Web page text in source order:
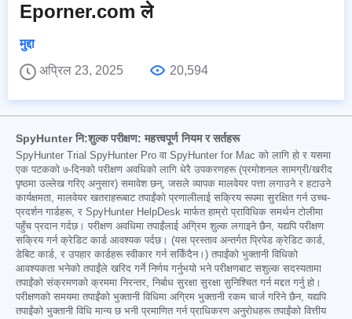
Eporner.com ले
मुद्दा
अप्रिल 23, 2025
20,594
SpyHunter नि:शुल्क परीक्षण: महत्त्वपूर्ण नियम र सर्तहरू
SpyHunter Trial SpyHunter Pro वा SpyHunter for Mac को लागि हो र यसमा
एक पटकको ७-दिनको परीक्षण अवधिको लागि धेरै उपकरणहरू (प्रमोशनल सामग्री/खरीद
पृष्ठमा उल्लेख गरिए अनुसार) समावेश छन्, जसले व्यापक मालवेयर पत्ता लगाउने र हटाउने
कार्यक्षमता, मालवेयर खतराहरूबाट तपाईंको प्रणालीलाई सक्रिय रूपमा सुरक्षित गर्न उच्च-
प्रदर्शन गार्डहरू, र SpyHunter HelpDesk मार्फत हाम्रो प्राविधिक समर्थन टोलीमा
पहुँच प्रदान गर्दछ। परीक्षण अवधिमा तपाईंलाई अग्रिम शुल्क लगाइने छैन, यद्यपि परीक्षण
सक्रिय गर्न क्रेडिट कार्ड आवश्यक पर्दछ। (यस प्रस्ताव अन्तर्गत प्रिपेड क्रेडिट कार्ड,
डेबिट कार्ड, र उपहार कार्डहरू स्वीकार गर्न सकिँदैन।) तपाईंको भुक्तानी विधिको
आवश्यकता भनेको तपाईंले खरिद गर्ने निर्णय गर्नुभयो भने परीक्षणबाट सशुल्क सदस्यतामा
तपाईंको संक्रमणको क्रममा निरन्तर, निर्बाध सुरक्षा सुरक्षा सुनिश्चित गर्न मद्दत गर्नु हो।
परीक्षणको समयमा तपाईंको भुक्तानी विधिमा अग्रिम भुक्तानी रकम चार्ज गरिने छैन, यद्यपि
तपाईंको भुक्तानी विधि मान्य छ भनी प्रमाणित गर्न प्राधिकरण अनुरोधहरू तपाईंको वित्तीय